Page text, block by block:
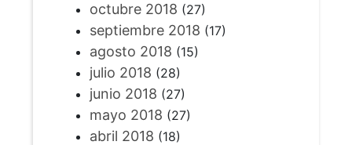
octubre 2018 (27)
septiembre 2018 (17)
agosto 2018 (15)
julio 2018 (28)
junio 2018 (27)
mayo 2018 (27)
abril 2018 (18)